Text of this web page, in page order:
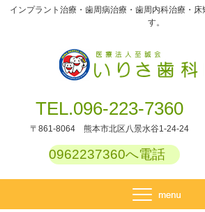
インプラント治療・歯周病治療・歯周内科治療・
す。
TEL.096-223-7360
〒861-8064 熊本市北区八景水谷1-24-24
0962237360へ電話